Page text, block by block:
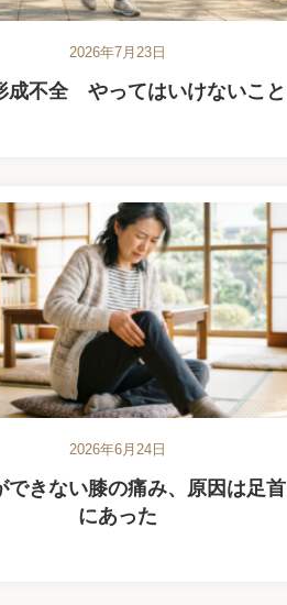
2026年7月23日
成不全 やってはいけないこと
2026年6月24日
できない膝の痛み、原因は足首
にあった